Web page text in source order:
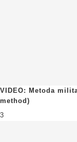
VIDEO: Metoda
method)
3